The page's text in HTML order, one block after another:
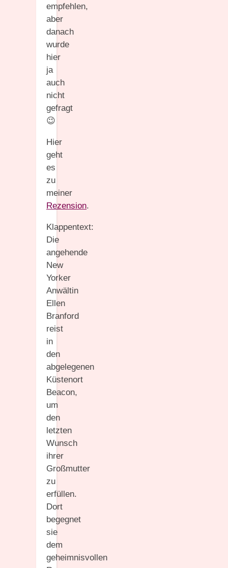
empfehlen,
aber
danach
wurde
hier
ja
auch
nicht
gefragt
😉
Hier
geht
es
zu
meiner
Rezension.
Klappentext:
Die
angehende
New
Yorker
Anwältin
Ellen
Branford
reist
in
den
abgelegenen
Küstenort
Beacon,
um
den
letzten
Wunsch
ihrer
Großmutter
zu
erfüllen.
Dort
begegnet
sie
dem
geheimnisvollen